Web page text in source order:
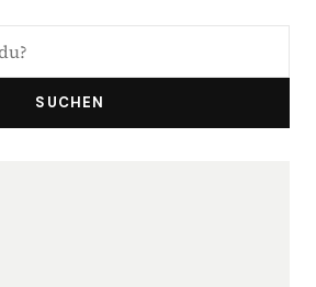
SUCHEN